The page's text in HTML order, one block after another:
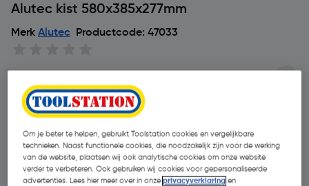
Alutec kist 580x385x277mm
Merk Alutec Productcode: 47033
Om je beter te helpen, gebruikt Toolstation cookies en vergelijkbare
technieken. Naast functionele cookies, die noodzakelijk zijn voor de werking
van de website, plaatsen wij ook analytische cookies om onze website
verder te verbeteren. Ook gebruiken wij cookies voor gepersonaliseerde
advertenties. Lees hier meer over in onzeprivacyverklaring en